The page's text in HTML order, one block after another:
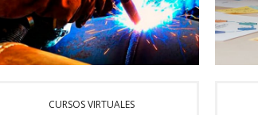
CURSOS VIRTUALES